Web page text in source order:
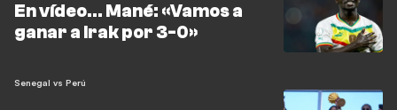
En vídeo... Mané: «Vamos a
ganar a Irak por 3-0»
Senegal vs Perú